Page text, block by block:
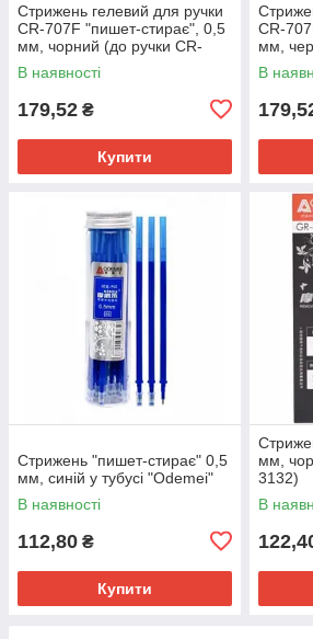
Стрижень гелевий для ручки
CR-707F "пишет-стирає", 0,5
мм, чорний (до ручки CR-
707F)
В наявності
179,52 ₴
Купити
CR-
мм,
В
Стрижень "пишет-стирає" 0,5
мм, синій у тубусі "Odemei"
В наявності
112,80 ₴
Купити
мм,
3132)
В